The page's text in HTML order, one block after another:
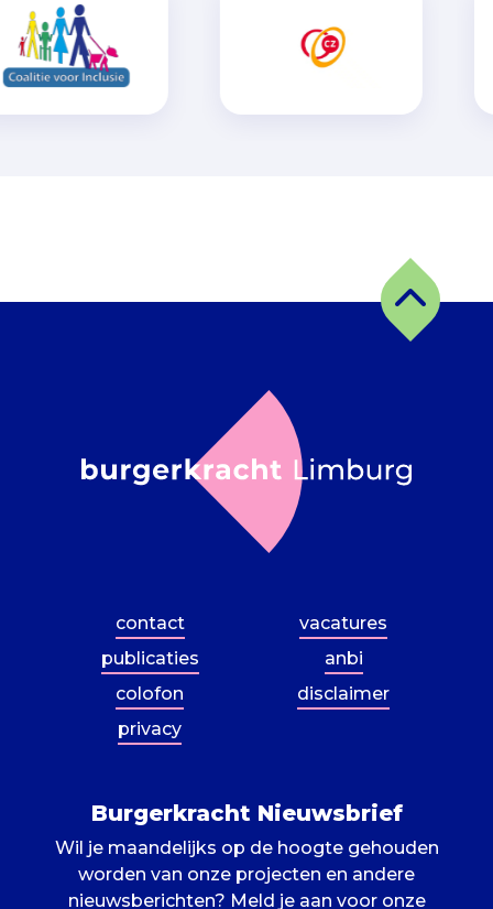
contact
vacatures
publicaties
anbi
colofon
disclaimer
privacy
Burgerkracht Nieuwsbrief
Wil je maandelijks op de hoogte gehouden
worden van onze projecten en andere
nieuwsberichten? Meld je aan voor onze